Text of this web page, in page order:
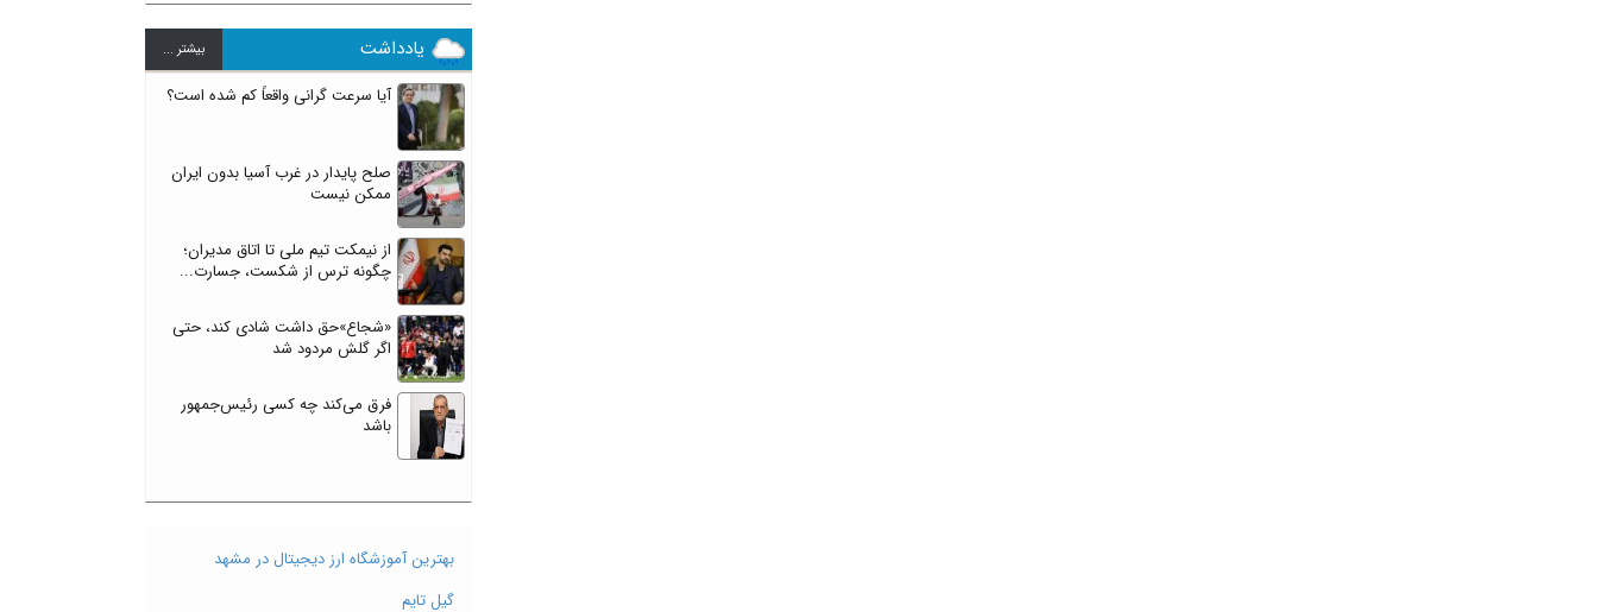
یادداشت بيشتر ...
آیا سرعت گرانی واقعاً کم شده است؟
صلح پایدار در غرب آسیا بدون ایران
ممکن نیست
از نیمکت تیم ملی تا اتاق مدیران؛
چگونه ترس از شکست، جسارت...
«شجاع»حق داشت شادی کند، حتی
اگر گلش مردود شد
فرق می‌کند چه کسی رئیس‌جمهور
باشد
بهترین آموزشگاه ارز دیجیتال در مشهد
گیل تایم